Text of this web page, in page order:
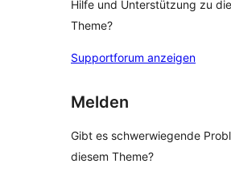
Hilfe und Unterstützung zu
Theme?
Supportforum anzeigen
Melden
Gibt es schwerwiegende
diesem Theme?